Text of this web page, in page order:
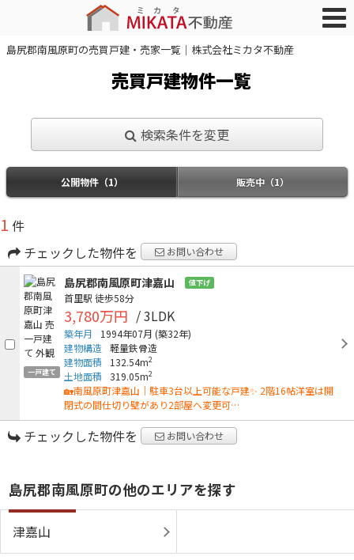
島尻郡南風原町の売買戸建・売家一覧｜株式会社ミカタ不動産
売買戸建物件一覧
検索条件を変更
公開物件（1） 販売中（1）
1 件
チェックした物件を
お問い合わせ
一戸建て
島尻郡南風原町津嘉山 値下げ
首里駅 徒歩58分
3,780万円 / 3LDK
築年月 1994年07月 (築32年)
建物構造 軽量鉄骨造
建物面積
132.54m2
土地面積 319.05m2
🏡南風原町津嘉山｜駐車3台以上可能な戸建✨ 2階16帖洋室は開
閉式の間仕切り壁があり2部屋へ変更可…
チェックした物件を お問い合わせ
島尻郡南風原町の他のエリアを探す
津嘉山